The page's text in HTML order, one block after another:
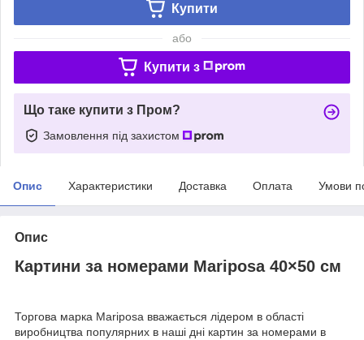
Купити
або
Купити з
Що таке купити з Пром?
Замовлення під захистом
Опис Характеристики Доставка Оплата Умови
Опис
Картини за номерами Mariposa 40×50 см
Торгова марка Mariposa вважається лідером в області
виробництва популярних в наші дні картин за номерами в